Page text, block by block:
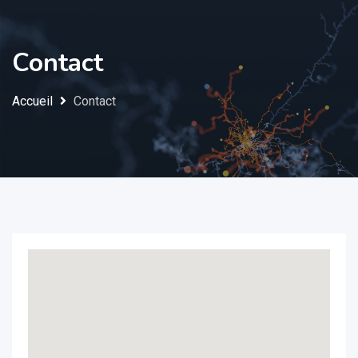
Contact
Accueil Contact